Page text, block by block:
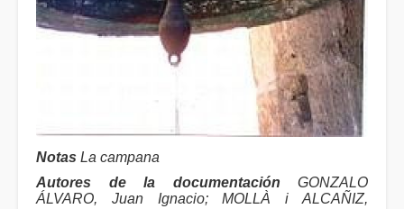
Notas La campana
Autores de la documentación GONZALO
ÁLVARO, Juan Ignacio; MOLLÀ i ALCAÑIZ,